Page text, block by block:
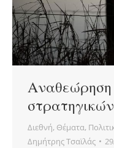
Αναθεώρηση
Διεθνή, Θέματα,
Δημήτρης Τσαϊλάς